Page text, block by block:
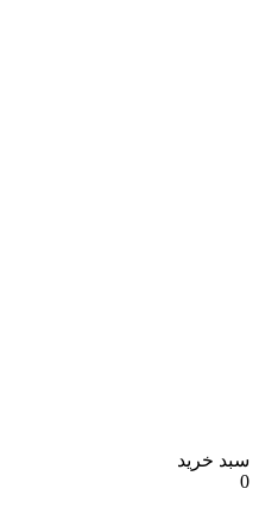
خرید